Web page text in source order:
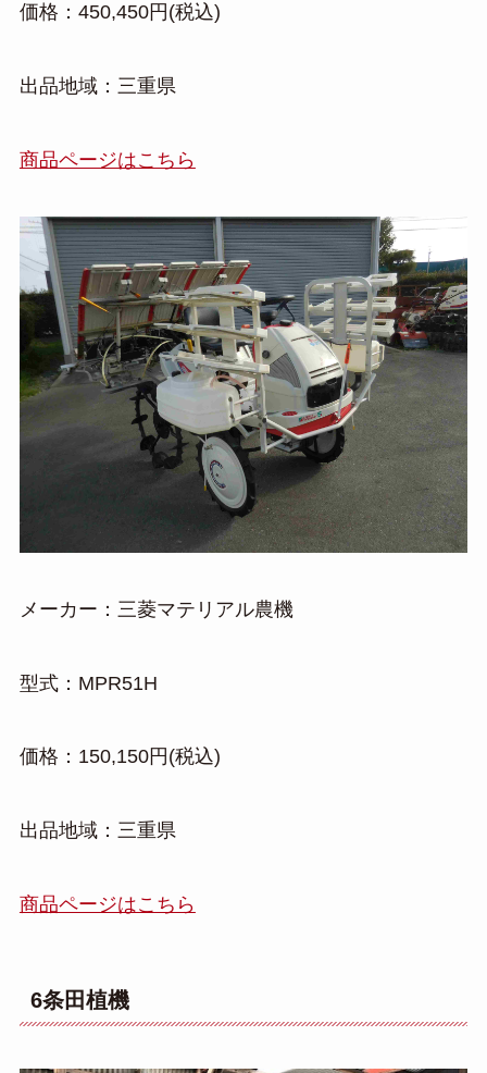
価格：450,450円(税込)
出品地域：三重県
商品ページはこちら
メーカー：三菱マテリアル農機
型式：MPR51H
価格：150,150円(税込)
出品地域：三重県
商品ページはこちら
6条田植機